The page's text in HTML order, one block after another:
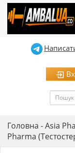
Головна -Asia
Pharma